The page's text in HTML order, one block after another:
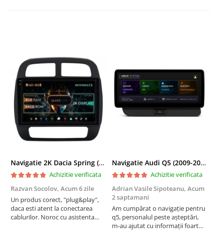
Navigatie 2K Dacia Spring (2021- Prezent), Android, S-Quadcore / 4GB RAM + 64GB ROM, 9.5 Inch - AD-BGS90042K+AD-BGRKIT366V4s
Achizitie verificata
Razvan Socolov, Acum 6 zile
Un produs corect, "plug&play",
daca esti atent la conectarea
cablurilor. Noroc cu asistenta
Navigatie Audi Q5 (2009-2017), Linux OS & OEM, MMI 3G, CarPlay & Android Auto Wireless, MirrorLink, Camera AHD, 12.3 Inch - AD-BGAALNXH+AD-BGRKITQ5002
Achizitie verificata
Adrian Vasile Sipoteanu, Acum
2 saptamani
Am cumpărat o navigație pentru
q5, personalul peste așteptări,
m-au ajutat cu informații foarte